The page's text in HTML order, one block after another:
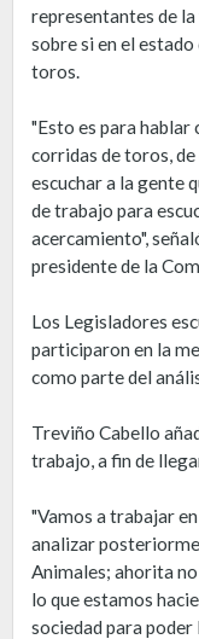
representantes de
sobre si en el
toros.
"Esto es para hablar
corridas de toros,
escuchar a la gente
de trabajo para
acercamiento",
presidente de la
Los Legisladores
participaron en la
como parte del
Treviño Cabello
trabajo, a fin de
"Vamos a trabajar
analizar
Animales; ahorita
lo que estamos
sociedad para poder